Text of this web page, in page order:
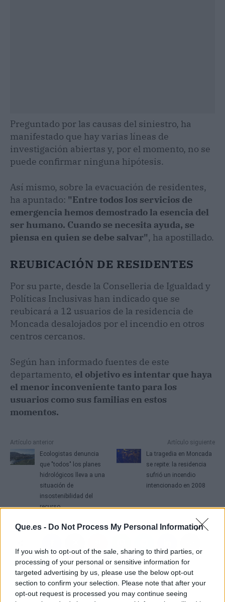
Que.es - Do Not Process My Personal Information
If you wish to opt-out of the sale, sharing to third parties, or
processing of your personal or sensitive information for
targeted advertising by us, please use the below opt-out
section to confirm your selection. Please note that after your
opt-out request is processed you may continue seeing
Preguntado por las causas del siniestro, ha
manifestado que hay varias líneas de
investigación abiertas y, por el momento, no se
puede confirmar ninguna hipótesis.
Así mismo, sobre la evacuación de residentes,
ha apuntado: "Entre todos los servicios de
emergencia hemos demostrado la esencia del
ser humano. Cuando se necesita ayuda, se
piensa en quien se debe salvar", ha apostillado.
REUBICACIÓN DE RESIDENTES
Por su parte, desde la Conselleria de Igualdad y
Políticas Inclusivas han indicado que se
reubicará a 12 usuarios de la residencia de
Moncada desalojados por el incendio en otros
centros cercanos.
Según han informado fuentes de este
departamento, el objetivo es intentar que haya
el menor inconveniente tanto para los
usuarios como sus familias en estos
momentos.
Artículo anterior
Ecologistas denuncia
que "todos" los planes
hidrológicos lleva a una
situación de
insostenibilidad del
recurso
Artículo siguiente
La tragedia en Moncada
se repite: la residencia
sufrió un incendio
intencionado en 2008